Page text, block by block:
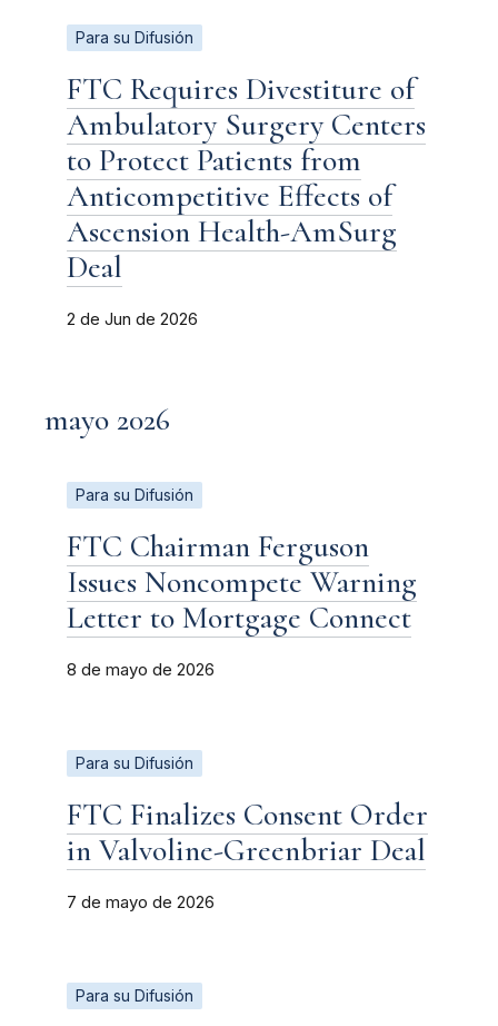
Para su Difusión
FTC Requires Divestiture of
Ambulatory Surgery Centers
to Protect Patients from
Anticompetitive Effects of
Ascension Health-AmSurg
Deal
2 de Jun de 2026
mayo 2026
Para su Difusión
FTC Chairman Ferguson
Issues Noncompete Warning
Letter to Mortgage Connect
8 de mayo de 2026
Para su Difusión
FTC Finalizes Consent Order
in Valvoline-Greenbriar Deal
7 de mayo de 2026
Para su Difusión